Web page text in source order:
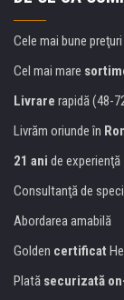
Cele mai bune preţuri
Cel mai mare
Livrare rapidă (48-
Livrăm oriunde în
21 ani de experienţă
Consultanţă de
Abordarea amabilă
Golden certificat
Plată securizată